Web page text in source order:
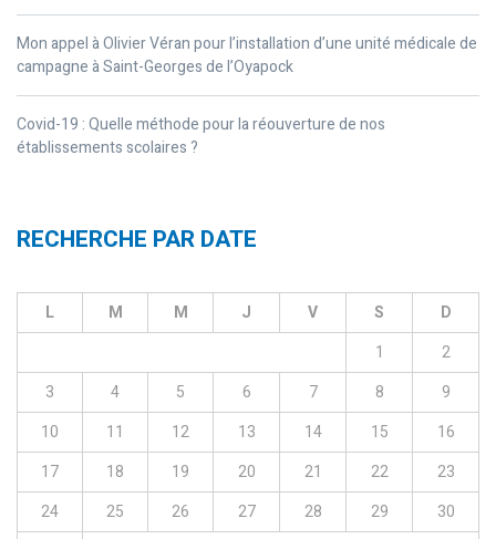
Mon appel à Olivier Véran pour l’installation d’une unité médicale de
campagne à Saint-Georges de l’Oyapock
Covid-19 : Quelle méthode pour la réouverture de nos
établissements scolaires ?
RECHERCHE PAR DATE
L M M J V S
D
1
2
3
4 5 6 7 8
9
10
11 12 13 14 15
16
17
18 19 20 21 22
23
24
25 26 27 28 29
30